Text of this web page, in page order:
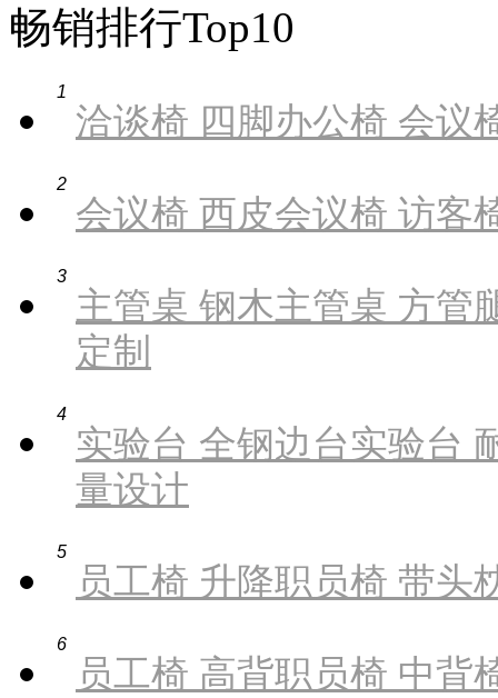
畅销排行Top10
1
洽谈椅 四脚办公椅 会议
2
会议椅 西皮会议椅 访客
3
主管桌 钢木主管桌 方管
定制
4
实验台 全钢边台实验台
量设计
5
员工椅 升降职员椅 带头
6
员工椅 高背职员椅 中背